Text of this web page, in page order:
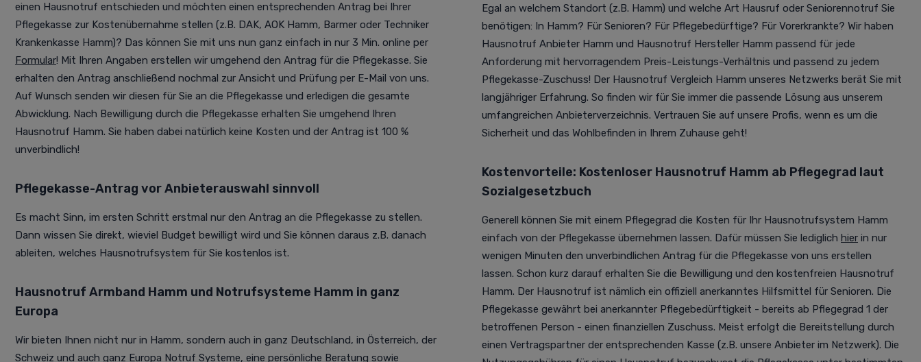
einen Hausnotruf entschieden und möchten einen entsprechenden Antrag bei Ihrer
Pflegekasse zur Kostenübernahme stellen (z.B. DAK, AOK Hamm, Barmer oder Techniker
Krankenkasse Hamm)? Das können Sie mit uns nun ganz einfach in nur 3 Min. online per
Formular! Mit Ihren Angaben erstellen wir umgehend den Antrag für die Pflegekasse. Sie
erhalten den Antrag anschließend nochmal zur Ansicht und Prüfung per E-Mail von uns.
Auf Wunsch senden wir diesen für Sie an die Pflegekasse und erledigen die gesamte
Abwicklung. Nach Bewilligung durch die Pflegekasse erhalten Sie umgehend Ihren
Hausnotruf Hamm. Sie haben dabei natürlich keine Kosten und der Antrag ist 100 %
unverbindlich!
Pflegekasse-Antrag vor Anbieterauswahl sinnvoll
Es macht Sinn, im ersten Schritt erstmal nur den Antrag an die Pflegekasse zu stellen.
Dann wissen Sie direkt, wieviel Budget bewilligt wird und Sie können daraus z.B. danach
ableiten, welches Hausnotrufsystem für Sie kostenlos ist.
Hausnotruf Armband Hamm und Notrufsysteme Hamm in ganz
Europa
Wir bieten Ihnen nicht nur in Hamm, sondern auch in ganz Deutschland, in Österreich, der
Schweiz und auch ganz Europa Notruf Systeme, eine persönliche Beratung sowie
Egal an welchem Standort (z.B. Hamm) und welche Art Hausruf oder Seniorennotruf Sie
benötigen: In Hamm? Für Senioren? Für Pflegebedürftige? Für Vorerkrankte? Wir haben
Hausnotruf Anbieter Hamm und Hausnotruf Hersteller Hamm passend für jede
Anforderung mit hervorragendem Preis-Leistungs-Verhältnis und passend zu jedem
Pflegekasse-Zuschuss! Der Hausnotruf Vergleich Hamm unseres Netzwerks berät Sie mit
langjähriger Erfahrung. So finden wir für Sie immer die passende Lösung aus unserem
umfangreichen Anbieterverzeichnis. Vertrauen Sie auf unsere Profis, wenn es um die
Sicherheit und das Wohlbefinden in Ihrem Zuhause geht!
Kostenvorteile: Kostenloser Hausnotruf Hamm ab Pflegegrad laut
Sozialgesetzbuch
Generell können Sie mit einem Pflegegrad die Kosten für Ihr Hausnotrufsystem Hamm
einfach von der Pflegekasse übernehmen lassen. Dafür müssen Sie lediglich hier in nur
wenigen Minuten den unverbindlichen Antrag für die Pflegekasse von uns erstellen
lassen. Schon kurz darauf erhalten Sie die Bewilligung und den kostenfreien Hausnotruf
Hamm. Der Hausnotruf ist nämlich ein offiziell anerkanntes Hilfsmittel für Senioren. Die
Pflegekasse gewährt bei anerkannter Pflegebedürftigkeit - bereits ab Pflegegrad 1 der
betroffenen Person - einen finanziellen Zuschuss. Meist erfolgt die Bereitstellung durch
einen Vertragspartner der entsprechenden Kasse (z.B. unsere Anbieter im Netzwerk). Die